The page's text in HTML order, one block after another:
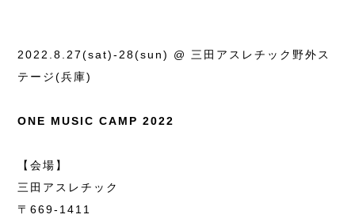
2022.8.27(sat)-28(sun) @ 三田アスレチック野外ス
テージ(兵庫)
ONE MUSIC CAMP 2022
【会場】
三田アスレチック
〒669-1411